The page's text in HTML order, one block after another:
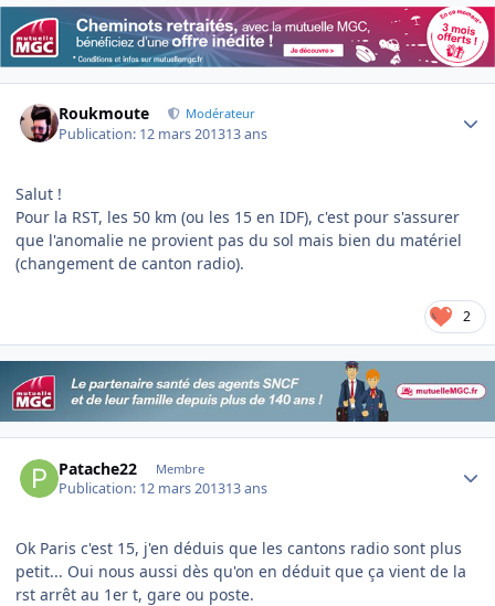
Roukmoute Modérateur
Publication: 12 mars 201313 ans
Salut !
Pour la RST, les 50 km (ou les 15 en IDF), c'est pour s'assurer
que l'anomalie ne provient pas du sol mais bien du matériel
(changement de canton radio).
2
Patache22 Membre
Publication: 12 mars 201313 ans
Ok Paris c'est 15, j'en déduis que les cantons radio sont plus
petit... Oui nous aussi dès qu'on en déduit que ça vient de la
rst arrêt au 1er t, gare ou poste.